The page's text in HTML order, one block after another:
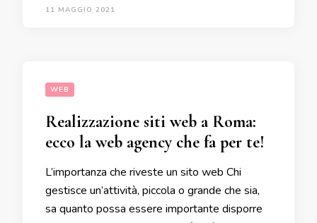
11 MAGGIO 2021
WEB
Realizzazione siti web a Roma:
ecco la web agency che fa per te!
L’importanza che riveste un sito web Chi
gestisce un’attività, piccola o grande che sia,
sa quanto possa essere importante disporre